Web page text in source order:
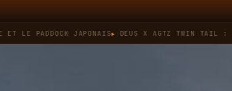
JAPONAIS DEUS X AGTZ TWIN TAIL : QUAND